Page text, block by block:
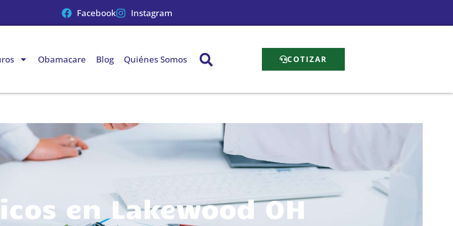
Facebook Instagram
Obamacare Blog Quiénes Somos COTIZAR
en Lakewood OH